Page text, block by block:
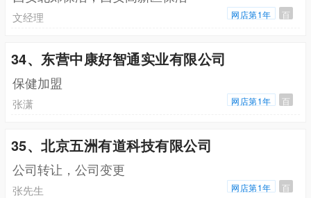
文经理 网店第1年 百
34、东营中康好智通实业有限公司
保健加盟
张潇 网店第1年 百
35、北京五洲有道科技有限公司
公司转让，公司变更
张先生 网店第1年 百